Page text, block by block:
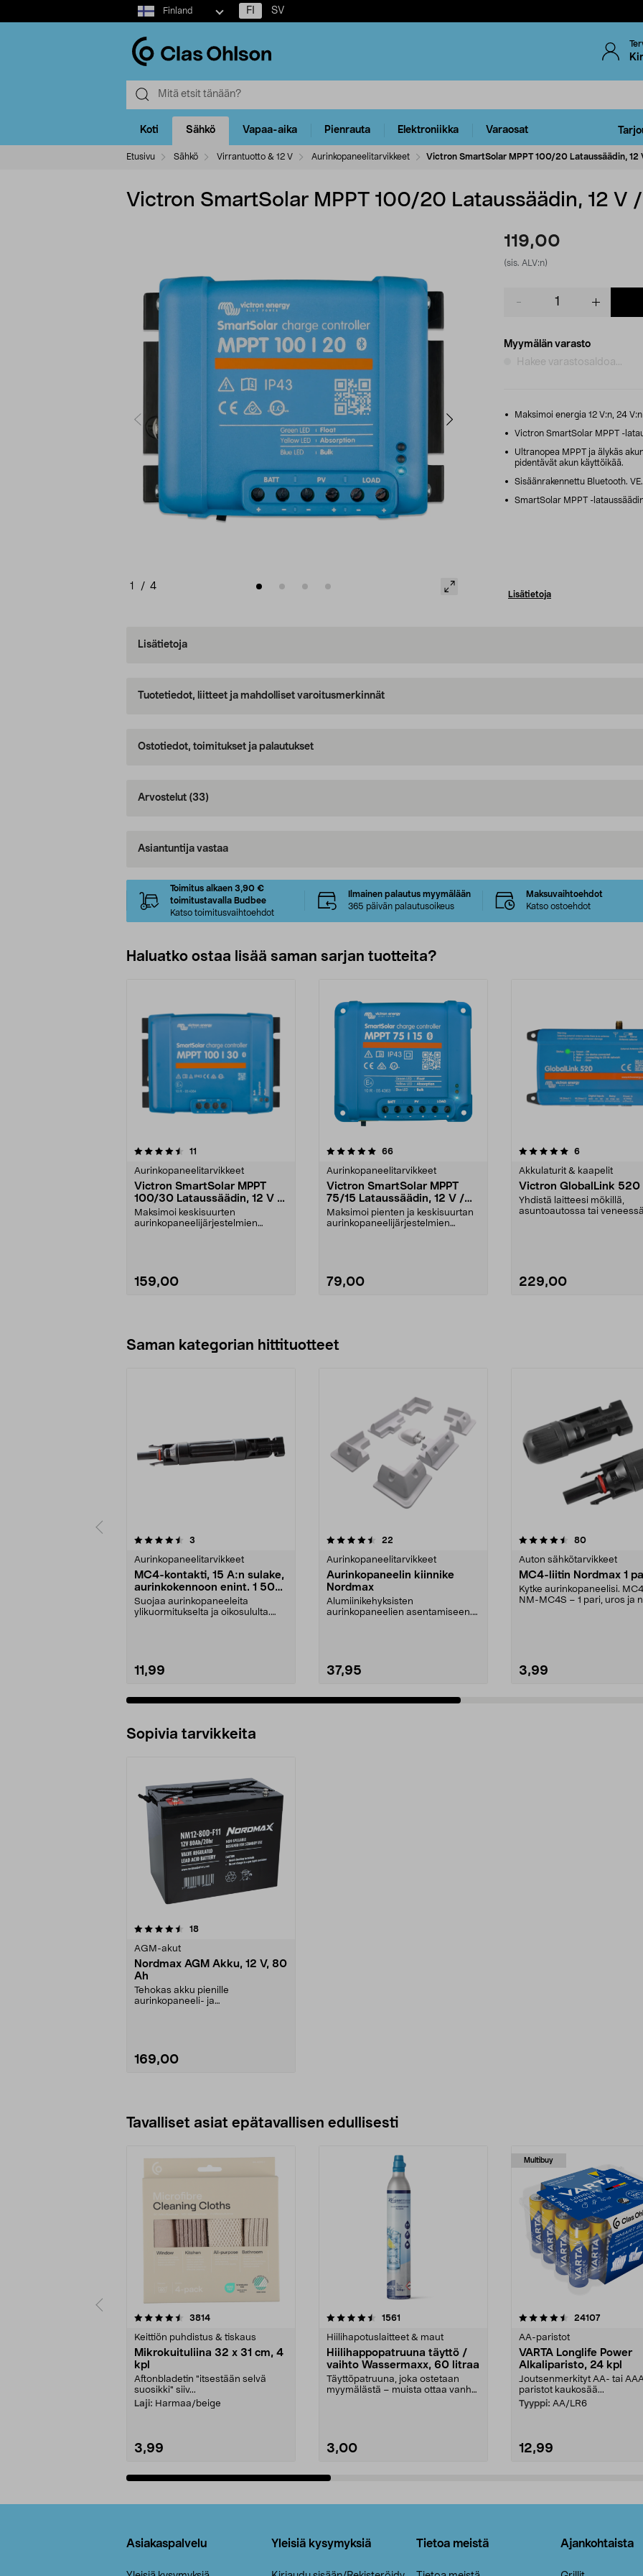
Select
market
Finland FI SV
Koti Sähkö Vapaa-aika Pienrauta Elektroniikka Varaosat
Etusivu Sähkö Virrantuotto & 12 V Aurinkopaneelitarvikkeet Victron SmartSolar MPPT 100/20 Lataussäädin,
Victron SmartSolar MPPT 100/20 Lataussäädin, 12 V
1 / 4
119,00
(sis. ALV:n)
Myymälän varasto
Hakee varastosaldoa...
Maksimoi energia 12 V:n, 24
Victron SmartSolar MPPT -
Ultranopea MPPT ja älykäs
pidentävät akun käyttöikää.
Sisäänrakennettu Bluetooth.
SmartSolar MPPT -
Lisätietoja
Lisätietoja
Tuotetiedot, liitteet ja mahdolliset varoitusmerkinnät
Ostotiedot, toimitukset ja palautukset
Arvostelut (33)
Asiantuntija vastaa
Toimitus alkaen 3,90 €
toimitustavalla Budbee
Katso toimitusvaihtoehdot
Ilmainen palautus myymälään
365 päivän palautusoikeus
Maksuvaihtoehdot
Katso ostoehdot
Haluatko ostaa lisää saman sarjan tuotteita?
11
Aurinkopaneelitarvikkeet
Victron SmartSolar MPPT
100/30 Lataussäädin, 12 V /
24 V
Maksimoi keskisuurten
aurinkopaneelijärjestelmien
159,00
5.0viidestä
66arvostelut
Aurinkopaneelitarvikkeet
Victron SmartSolar MPPT
75/15 Lataussäädin, 12 V /
24 V
Maksimoi pienten ja keskisuurtan
aurinkopaneelijärjestelmien
79,00
5.0viidestä
6arvostelut
Akkulaturit & kaapelit
Victron GlobalLink 520
Yhdistä laitteesi mökillä,
asuntoautossa tai
229,00
Saman kategorian hittituotteet
3
Aurinkopaneelitarvikkeet
MC4-kontakti, 15 A:n sulake,
aurinkokennoon enint. 1 500
V DC
Suojaa aurinkopaneeleita
ylikuormitukselta ja oikosululta.
11,99
4.5 viidestä
22
Aurinkopaneelitarvikkeet
Aurinkopaneelin kiinnike
Nordmax
Alumiinikehyksisten
aurinkopaneelien asentamiseen.
37,95
4.5 viidestä
80arvostelut
Auton sähkötarvikkeet
MC4-liitin Nordmax 1
Kytke aurinkopaneelisi.
NM-MC4S – 1 pari, uros ja
3,99
4.5 viidestä
Sopivia tarvikkeita
18arvostelut
AGM-akut
Nordmax AGM Akku, 12 V, 80
Ah
Tehokas akku pienille
aurinkopaneeli- ja
169,00
Tavalliset asiat epätavallisen edullisesti
3814arvostelut
Keittiön puhdistus & tiskaus
Mikrokuituliina 32 x 31 cm, 4
kpl
Aftonbladetin "itsestään selvä
suosikki" siiv...
Laji: Harmaa/beige
3,99
4.5viidestä
1561
Hiilihapotuslaitteet & maut
Hiilihappopatruuna täyttö /
vaihto Wassermaxx, 60 litraa
Täyttöpatruuna, joka ostetaan
myymälästä – muista ottaa vanha
3,00
Multibuy
4.5viidestä
24107arvostelut
AA-paristot
VARTA Longlife Power
Alkaliparisto, 24 kpl
Joutsenmerkityt AA- tai
paristot kaukosää...
Tyyppi: AA/LR6
12,99
4.5viidestä
Asiakaspalvelu Yleisiä kysymyksiä Tietoa meistä Ajankohtaista